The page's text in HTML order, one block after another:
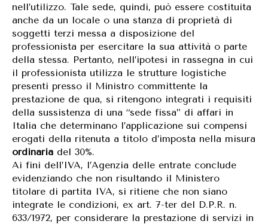
nell’utilizzo. Tale sede, quindi, può essere costituita
anche da un locale o una stanza di proprietà di
soggetti terzi messa a disposizione del
professionista per esercitare la sua attività o parte
della stessa. Pertanto, nell’ipotesi in rassegna in cui
il professionista utilizza le strutture logistiche
presenti presso il Ministro committente la
prestazione de qua, si ritengono integrati i requisiti
della sussistenza di una “sede fissa” di affari in
Italia che determinano l’applicazione sui compensi
erogati della ritenuta a titolo d’imposta nella misura
ordinaria del 30%.
Ai fini dell’IVA, l’Agenzia delle entrate conclude
evidenziando che non risultando il Ministero
titolare di partita IVA, si ritiene che non siano
integrate le condizioni, ex art. 7-ter del D.P.R. n.
633/1972, per considerare la prestazione di servizi in